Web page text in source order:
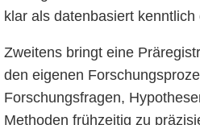
klar als datenbasiert
Zweitens bringt eine
den eigenen
Forschungsfragen,
Methoden frühzeitig zu